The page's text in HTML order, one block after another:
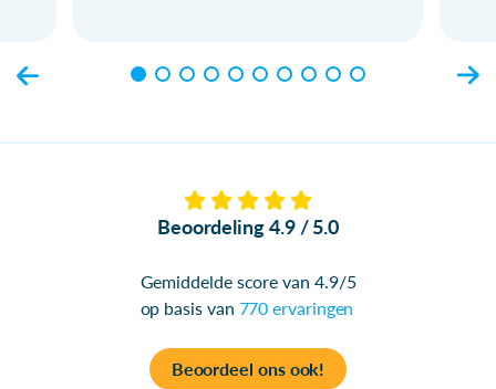
Beoordeling 4.9 / 5.0
Gemiddelde score van 4.9/5
op basis van 770 ervaringen
Beoordeel ons ook!